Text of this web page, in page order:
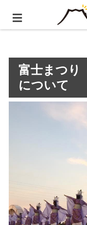
ホーム BLOG
富士まつり
について